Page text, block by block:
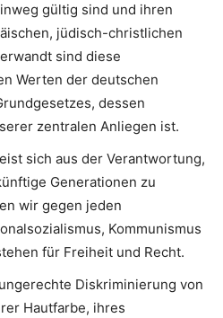
gültig sind und ihren
jüdisch-christlichen
sind diese
Werten der deutschen
dessen
zentralen Anliegen ist.
sich aus der Verantwortung,
Generationen zu
wir gegen jeden
Kommunismus
für Freiheit und Recht.
Diskriminierung von
Hautfarbe, ihres